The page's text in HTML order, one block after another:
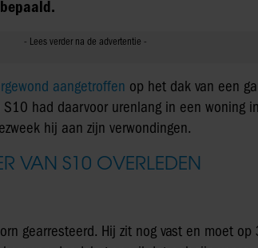
aangetroffen op het dak van een
had daarvoor urenlang in een woning
hij aan zijn verwondingen.
VAN S10 OVERLEDEN
gearresteerd. Hij zit nog vast en moet